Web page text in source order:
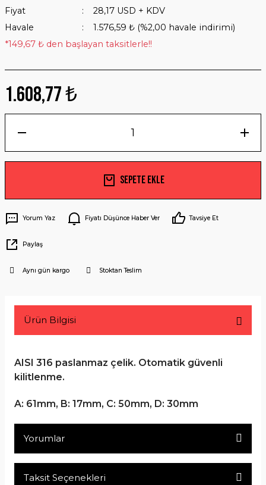
Fiyat
28,17 USD + KDV
Havale
1.576,59 ₺ (%2,00 havale indirimi)
*149,67 ₺ den başlayan taksitlerle!!
1.608,77 ₺
Sepete Ekle
Yorum Yaz Fiyatı Düşünce Haber Ver Tavsiye Et
Paylaş
Aynı gün kargo Stoktan Teslim
Ürün Bilgisi
AISI 316 paslanmaz çelik. Otomatik güvenli
kilitlenme.
A: 61mm, B: 17mm, C: 50mm, D: 30mm
Yorumlar
Taksit Seçenekleri